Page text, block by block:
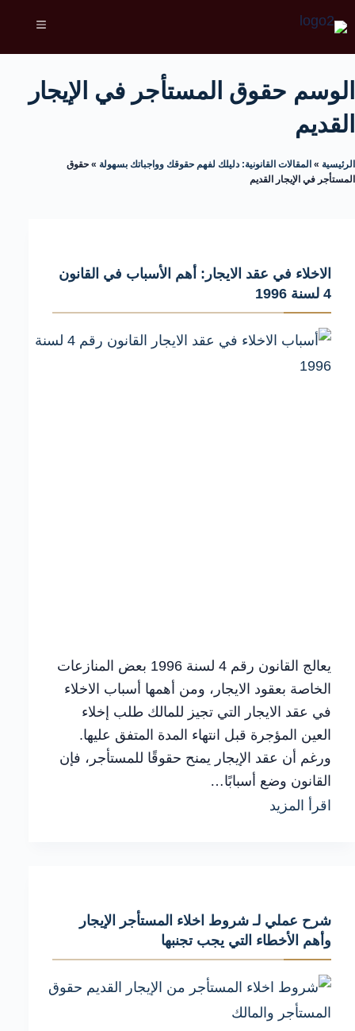
الوسم حقوق المستأجر في الإيجار
القديم
الرئيسية » المقالات القانونية: دليلك لفهم حقوقك وواجباتك بسهولة » حقوق
المستأجر في الإيجار القديم
الاخلاء في عقد الايجار: أهم الأسباب في القانون
4 لسنة 1996
يعالج القانون رقم 4 لسنة 1996 بعض المنازعات
الخاصة بعقود الايجار، ومن أهمها أسباب الاخلاء
في عقد الايجار التي تجيز للمالك طلب إخلاء
العين المؤجرة قبل انتهاء المدة المتفق عليها.
ورغم أن عقد الإيجار يمنح حقوقًا للمستأجر، فإن
القانون وضع أسبابًا…
اقرأ المزيد
الأسباب
في
القانون
4
شرح عملي لـ شروط اخلاء المستأجر الإيجار
وأهم الأخطاء التي يجب تجنبها